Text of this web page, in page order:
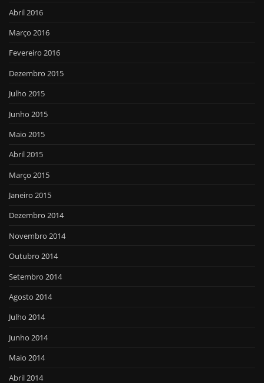
Abril 2016
Março 2016
Fevereiro 2016
Dezembro 2015
Julho 2015
Junho 2015
Maio 2015
Abril 2015
Março 2015
Janeiro 2015
Dezembro 2014
Novembro 2014
Outubro 2014
Setembro 2014
Agosto 2014
Julho 2014
Junho 2014
Maio 2014
Abril 2014